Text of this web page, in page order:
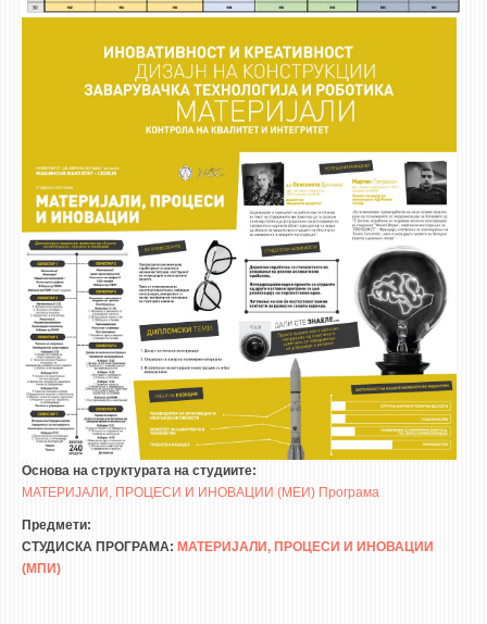
INTERNATIONAL EXCHANGE
BULLETIN BOARD
LIBRARY
DA VINCI MAGAZINE
CONTACT
NOTIFICATIONS
Основа на структурата на студиите:
МАТЕРИЈАЛИ, ПРОЦЕСИ И ИНОВАЦИИ (МЕИ) Програма
Предмети:
СТУДИСКА ПРОГРАМА: МАТЕРИЈАЛИ, ПРОЦЕСИ И ИНОВАЦИИ
(МПИ)